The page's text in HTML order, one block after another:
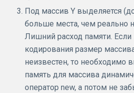
Под массив Y выделяется
больше места, чем реально
Лишний расход памяти. Если
кодирования размер
неизвестен, то необходимо
память для массива
оператор new, а потом не